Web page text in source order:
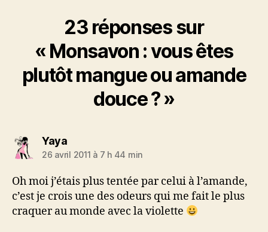
23 réponses sur
« Monsavon : vous êtes
plutôt mangue ou amande
douce ? »
Yayadit :
26 avril 2011 à 7 h 44 min
Oh moi j’étais plus tentée par celui à l’amande,
c’est je crois une des odeurs qui me fait le plus
craquer au monde avec la violette